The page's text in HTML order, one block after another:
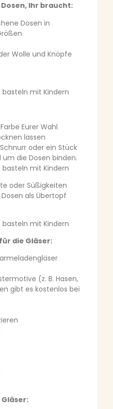
Ihr braucht:
Dosen in
Wolle und Knöpfe
Eurer Wahl
lassen
oder ein Stück
die Dosen binden.
oder Süßigkeiten
als Übertopf
die Gläser:
(z. B. Hasen,
gibt es kostenlos bei